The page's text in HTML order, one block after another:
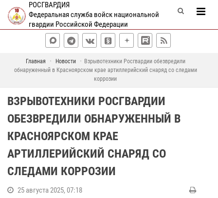
РОСГВАРДИЯ
Федеральная служба войск национальной
гвардии Российской Федерации
Главная Новости
Взрывотехники Росгвардии обезвредили
обнаруженный в Красноярском крае артиллерийский снаряд со следами
коррозии
ВЗРЫВОТЕХНИКИ РОСГВАРДИИ
ОБЕЗВРЕДИЛИ ОБНАРУЖЕННЫЙ В
КРАСНОЯРСКОМ КРАЕ
АРТИЛЛЕРИЙСКИЙ СНАРЯД СО
СЛЕДАМИ КОРРОЗИИ
25 августа 2025, 07:18